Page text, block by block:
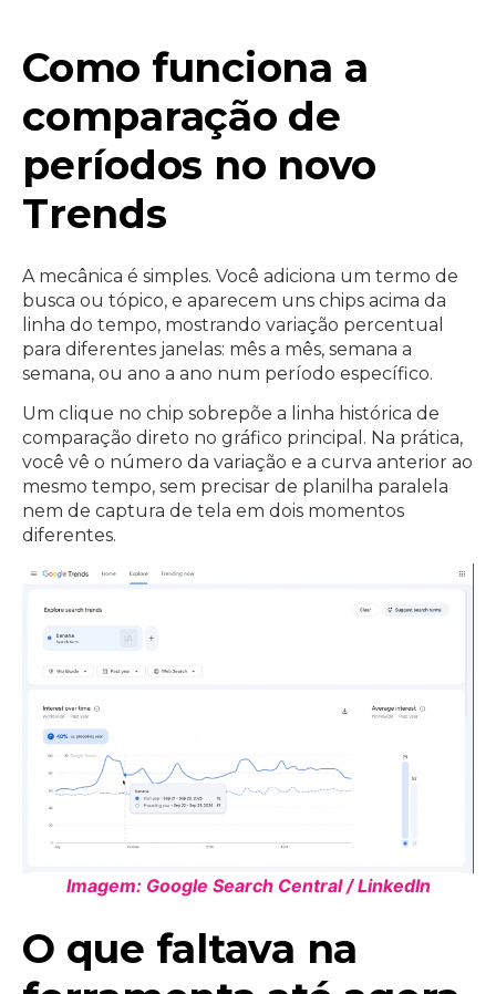
Como funciona a
comparação de
períodos no novo
Trends
A mecânica é simples. Você adiciona um termo de
busca ou tópico, e aparecem uns chips acima da
linha do tempo, mostrando variação percentual
para diferentes janelas: mês a mês, semana a
semana, ou ano a ano num período específico.
Um clique no chip sobrepõe a linha histórica de
comparação direto no gráfico principal. Na prática,
você vê o número da variação e a curva anterior ao
mesmo tempo, sem precisar de planilha paralela
nem de captura de tela em dois momentos
diferentes.
Imagem: Google Search Central / LinkedIn
O que faltava na